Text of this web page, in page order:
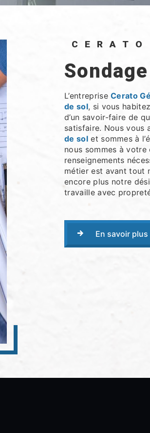
L’entrepriseCerato
de sol, si vous
d’un savoir-faire de
satisfaire. Nous vous
de solet sommes à
nous sommes à
renseignements
métier est avant tout
encore plus notre
travaille avec
En savoir plus